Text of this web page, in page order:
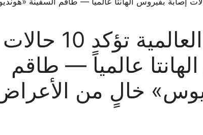
منظمة الصحة العالمية تؤكد 10 حالات
عالمياً — طاقم
خالٍ من